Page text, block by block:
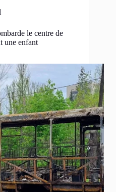
le centre de
une enfant